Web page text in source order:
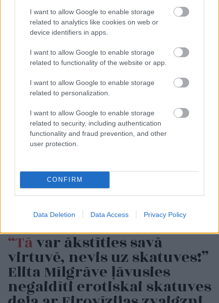
I want to allow Google to enable storage
related to analytics like cookies on web or
device identifiers in apps.
I want to allow Google to enable storage
related to functionality of the website or app.
I want to allow Google to enable storage
related to personalization.
I want to allow Google to enable storage
related to security, including authentication
functionality and fraud prevention, and other
user protection.
CONFIRM
Data Deletion Data Access Privacy Policy
“Tāvar ākstīties savā
virtuvē, nevis uz skatuves!”
Elita Mīlgrāve ļāvusies
negaidīti erotiskai skatuves